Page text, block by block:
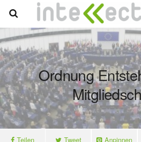
Ordnung
Teilen Tweet Anpinnen